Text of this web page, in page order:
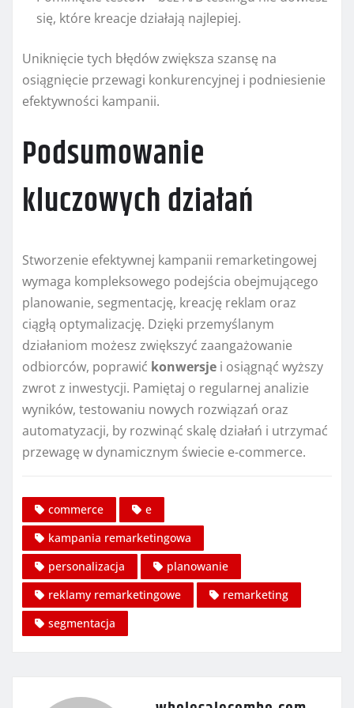
się, które kreacje działają najlepiej.
Uniknięcie tych błędów zwiększa szansę na
osiągnięcie przewagi konkurencyjnej i podniesienie
efektywności kampanii.
Podsumowanie
kluczowych działań
Stworzenie efektywnej kampanii remarketingowej
wymaga kompleksowego podejścia obejmującego
planowanie, segmentację, kreację reklam oraz
ciągłą optymalizację. Dzięki przemyślanym
działaniom możesz zwiększyć zaangażowanie
odbiorców, poprawić konwersje i osiągnąć wyższy
zwrot z inwestycji. Pamiętaj o regularnej analizie
wyników, testowaniu nowych rozwiązań oraz
automatyzacji, by rozwinąć skalę działań i utrzymać
przewagę w dynamicznym świecie e-commerce.
commerce
e
kampania remarketingowa
personalizacja
planowanie
reklamy remarketingowe
remarketing
segmentacja